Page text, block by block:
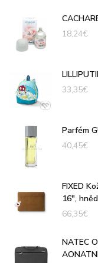
18,24€
33,35€
Parfém
40,45€
FIXED
16",
66,35€
NATEC